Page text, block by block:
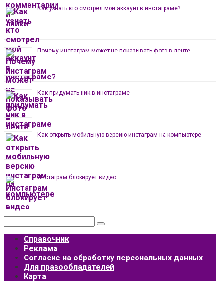
Как узнать кто смотрел мой аккаунт в инстаграме?
Почему инстаграм может не показывать фото в ленте
Как придумать ник в инстаграме
Как открыть мобильную версию инстаграм на компьютере
Инстаграм блокирует видео
Справочник
Реклама
Согласие на обработку персональных данных
Для правообладателей
Карта